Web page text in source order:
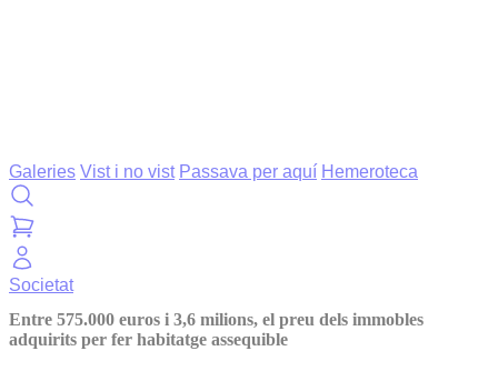
Galeries Vist i no vist Passava per aquí Hemeroteca
Societat
Entre 575.000 euros i 3,6 milions, el preu dels immobles
adquirits per fer habitatge assequible